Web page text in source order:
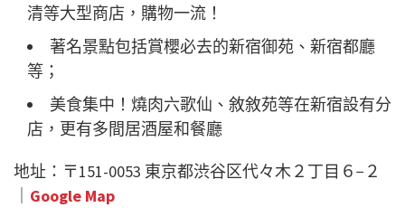
清等大型商店，購物一流！
著名景點包括賞櫻必去的新宿御苑、新宿都廳
等；
美食集中！燒肉六歌仙、敘敘苑等在新宿設有分
店，更有多間居酒屋和餐廳
地址：〒151-0053 東京都渋谷区代々木２丁目６−２
Google Map